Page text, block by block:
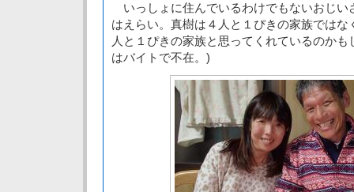
いっしょに住んでいるわけでもないおじい
はえらい。真樹は４人と１ぴきの家族では
人と１ぴきの家族と思ってくれているのか
はバイトで不在。)